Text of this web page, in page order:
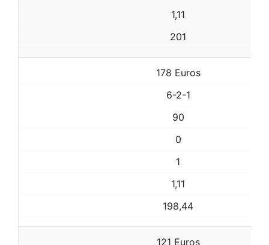
1,11
201
178 Euros
6-2-1
90
0
1
1,11
198,44
121 Euros